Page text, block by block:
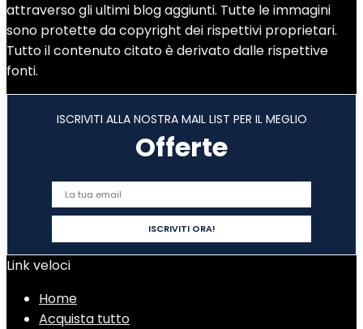
attraverso gli ultimi blog aggiunti. Tutte le immagini
sono protette da copyright dei rispettivi proprietari.
Tutto il contenuto citato è derivato dalle rispettive
fonti.
ISCRIVITI ALLA NOSTRA MAIL LIST PER IL MEGLIO
Offerte
Link veloci
Home
Acquista tutto